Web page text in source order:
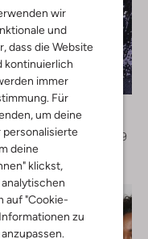
wir
und
dass die Website
kontinuierlich
immer
Für
um deine
personalisierte
deine
klickst,
auf "Cookie-
zu
Letzte Größen
-50%
Moves
T-shirt
€ 49,95
€ 24,99